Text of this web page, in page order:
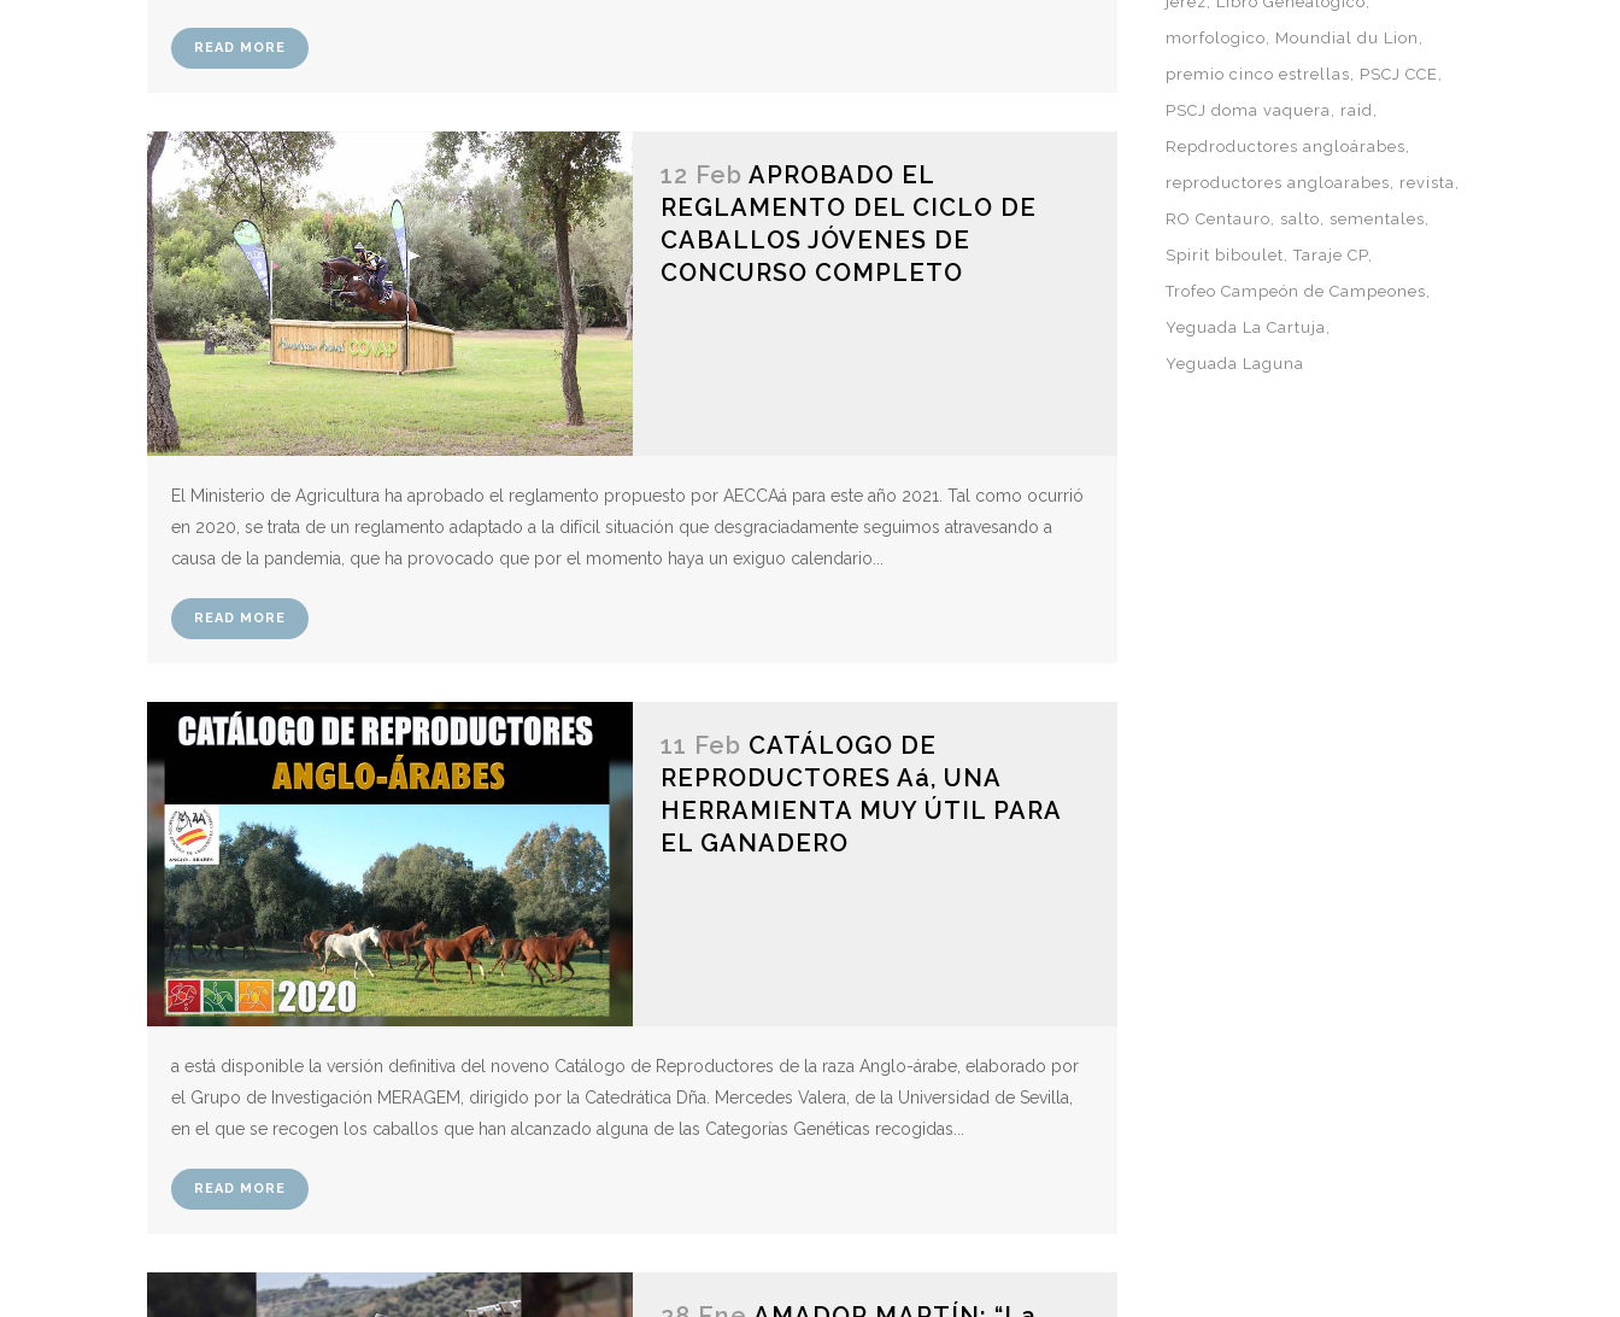
READ MORE
12 Feb APROBADO EL
REGLAMENTO DEL CICLO DE
CABALLOS JÓVENES DE
CONCURSO COMPLETO
El Ministerio de Agricultura ha aprobado el reglamento propuesto por AECCAá para este año 2021. Tal como ocurrió
en 2020, se trata de un reglamento adaptado a la difícil situación que desgraciadamente seguimos atravesando a
causa de la pandemia, que ha provocado que por el momento haya un exiguo calendario...
READ MORE
11 Feb CATÁLOGO DE
REPRODUCTORES Aá, UNA
HERRAMIENTA MUY ÚTIL PARA
EL GANADERO
a está disponible la versión definitiva del noveno Catálogo de Reproductores de la raza Anglo-árabe, elaborado por
el Grupo de Investigación MERAGEM, dirigido por la Catedrática Dña. Mercedes Valera, de la Universidad de Sevilla,
en el que se recogen los caballos que han alcanzado alguna de las Categorías Genéticas recogidas...
READ MORE
morfologico
Moundial du Lion
premio cinco estrellas
PSCJ CCE
PSCJ doma vaquera
raid
Repdroductores angloárabes
reproductores angloarabes
revista
RO Centauro
salto
sementales
Spirit biboulet Taraje CP
Trofeo Campeón de Campeones
Yeguada La Cartuja
Yeguada Laguna